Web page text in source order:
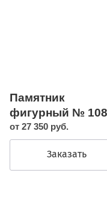
Памятник
фигурный №
от 27 350 руб.
Заказать